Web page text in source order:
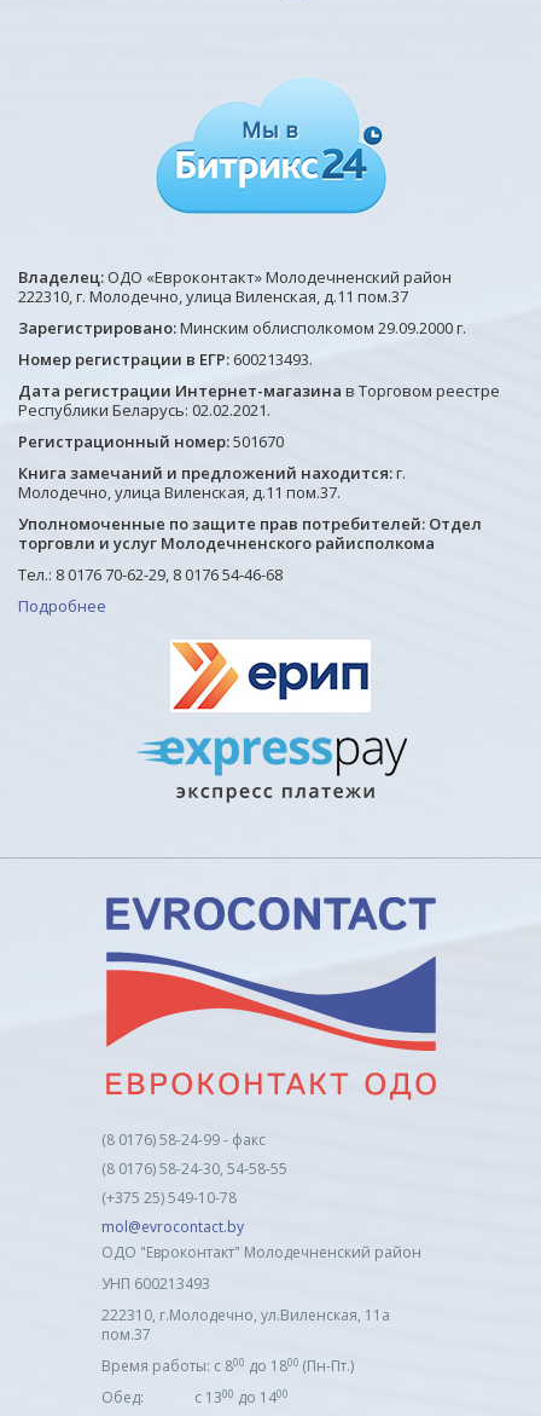
Владелец: ОДО «Евроконтакт» Молодечненский район
222310, г. Молодечно, улица Виленская, д.11 пом.37
Зарегистрировано:Минским облисполкомом 29.09.2000 г.
Номер регистрации в ЕГР: 600213493.
Дата регистрации Интернет-магазина в Торговом реестре
Республики Беларусь: 02.02.2021.
Регистрационный номер:501670
Книга замечаний и предложений находится:г.
Молодечно, улица Виленская, д.11 пом.37.
Уполномоченные по защите прав потребителей: Отдел
торговли и услуг Молодечненского райисполкома
Тел.: 8 0176 70-62-29, 8 0176 54-46-68
Подробнее
(8 0176) 58-24-99 - факс
(8 0176) 58-24-30, 54-58-55
(+375 25) 549-10-78
mol@evrocontact.by
ОДО "Евроконтакт" Молодечненский район
УНП 600213493
222310, г.Молодечно, ул.Виленская, 11а
пом.37
Время работы: с 800 до 1800 (Пн-Пт.)
Обед: с 1300 до 1400